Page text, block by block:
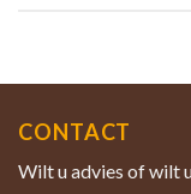
CONTACT
Wilt u advies of wilt